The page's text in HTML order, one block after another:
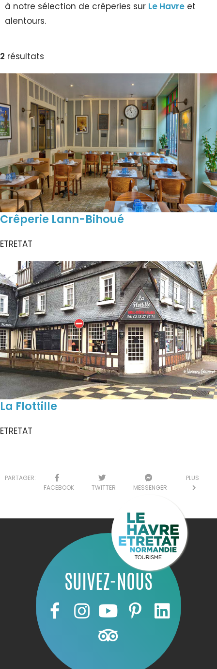
à notre sélection de crêperies sur Le Havre et
alentours.
2 résultats
Crêperie Lann-Bihoué
ETRETAT
La Flottille
ETRETAT
PARTAGER:
FACEBOOK
TWITTER MESSENGER
PLUS
SUIVEZ-NOUS